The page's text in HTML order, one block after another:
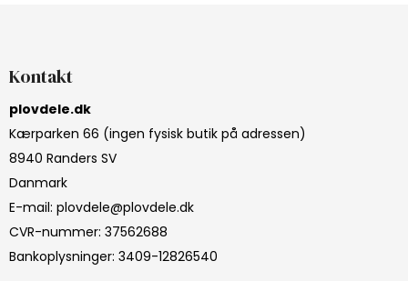
Kontakt
plovdele.dk
Kærparken 66 (ingen fysisk butik på adressen)
8940 Randers SV
Danmark
E-mail: plovdele@plovdele.dk
CVR-nummer: 37562688
Bankoplysninger: 3409-12826540